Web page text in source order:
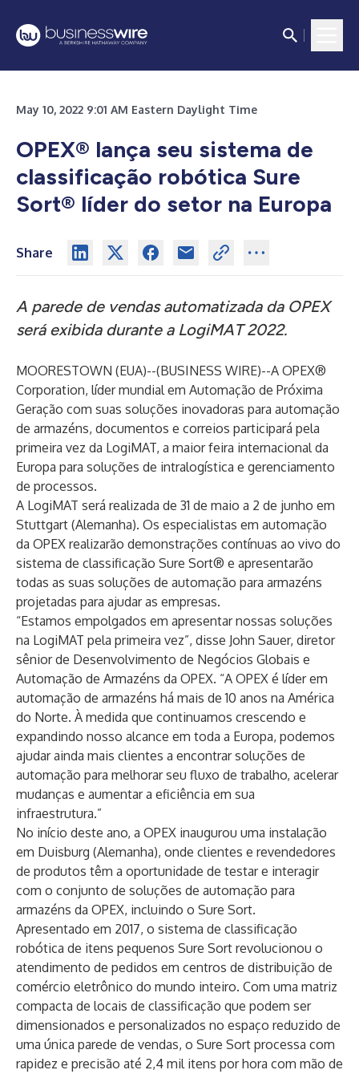
May 10, 2022 9:01 AM Eastern Daylight Time
OPEX® lança seu sistema de
classificação robótica Sure
Sort® líder do setor na Europa
Share
A parede de vendas automatizada da OPEX
será exibida durante a LogiMAT 2022.
MOORESTOWN (EUA)--(BUSINESS WIRE)--A OPEX®
Corporation, líder mundial em Automação de Próxima
Geração com suas soluções inovadoras para automação
de armazéns, documentos e correios participará pela
primeira vez da LogiMAT, a maior feira internacional da
Europa para soluções de intralogística e gerenciamento
de processos.
A LogiMAT será realizada de 31 de maio a 2 de junho em
Stuttgart (Alemanha). Os especialistas em automação
da OPEX realizarão demonstrações contínuas ao vivo do
sistema de classificação Sure Sort® e apresentarão
todas as suas soluções de automação para armazéns
projetadas para ajudar as empresas.
“Estamos empolgados em apresentar nossas soluções
na LogiMAT pela primeira vez”, disse John Sauer, diretor
sênior de Desenvolvimento de Negócios Globais e
Automação de Armazéns da OPEX. “A OPEX é líder em
automação de armazéns há mais de 10 anos na América
do Norte. À medida que continuamos crescendo e
expandindo nosso alcance em toda a Europa, podemos
ajudar ainda mais clientes a encontrar soluções de
automação para melhorar seu fluxo de trabalho, acelerar
mudanças e aumentar a eficiência em sua
infraestrutura.”
No início deste ano, a OPEX inaugurou uma instalação
em Duisburg (Alemanha), onde clientes e revendedores
de produtos têm a oportunidade de testar e interagir
com o conjunto de soluções de automação para
armazéns da OPEX, incluindo o Sure Sort.
Apresentado em 2017, o sistema de classificação
robótica de itens pequenos Sure Sort revolucionou o
atendimento de pedidos em centros de distribuição de
comércio eletrônico do mundo inteiro. Com uma matriz
compacta de locais de classificação que podem ser
dimensionados e personalizados no espaço reduzido de
uma única parede de vendas, o Sure Sort processa com
rapidez e precisão até 2,4 mil itens por hora com mão de